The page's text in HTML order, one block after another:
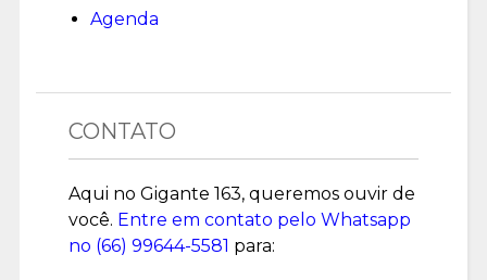
Agenda
CONTATO
Aqui no Gigante 163, queremos ouvir de
você. Entre em contato pelo Whatsapp
no (66) 99644-5581 para: